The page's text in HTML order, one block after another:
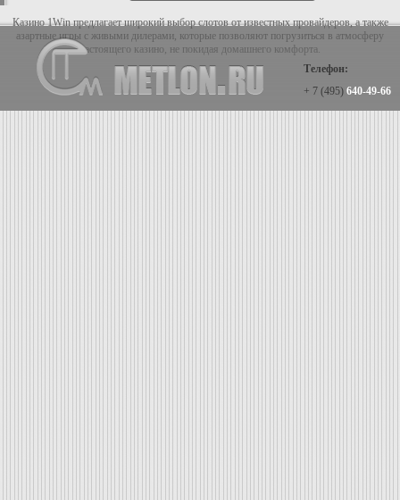
Казино 1Win предлагает широкий выбор слотов от известных провайдеров, а также
азартные игры с живыми дилерами, которые позволяют погрузиться в атмосферу
настоящего казино, не покидая домашнего комфорта.
Телефон:
+ 7 (495) 640-49-66